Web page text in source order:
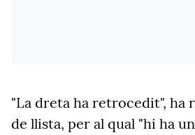
"La dreta ha retrocedit", ha
de llista, per al qual "hi ha